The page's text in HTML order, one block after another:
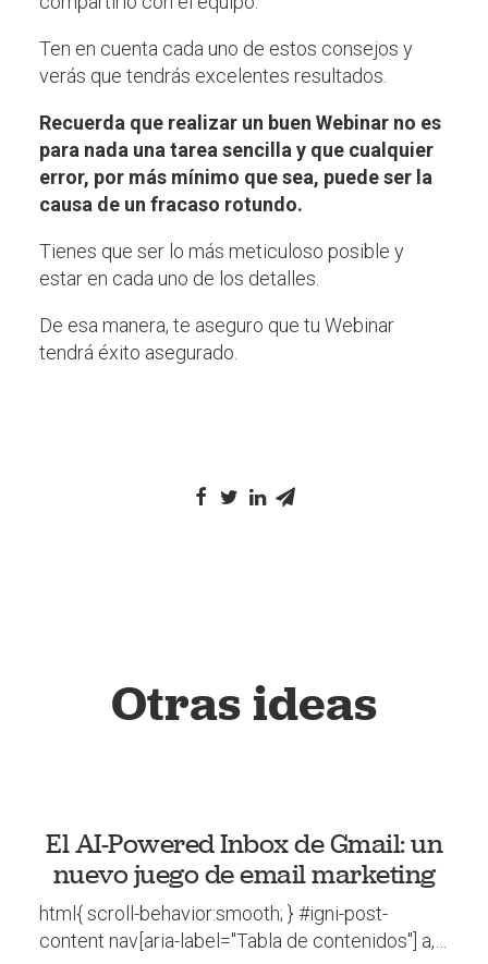
Ten en cuenta cada uno de estos consejos y
verás que tendrás excelentes resultados.
Recuerda que realizar un buen Webinar no es
para nada una tarea sencilla y que cualquier
error, por más mínimo que sea, puede ser la
causa de un fracaso rotundo.
Tienes que ser lo más meticuloso posible y
estar en cada uno de los detalles.
De esa manera, te aseguro que tu Webinar
tendrá éxito asegurado.
Otras ideas
El AI-Powered Inbox de Gmail: un
nuevo juego de email marketing
html{ scroll-behavior:smooth; } #igni-post-
content nav[aria-label="Tabla de contenidos"] a,…